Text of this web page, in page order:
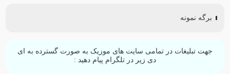
برگه نمونه
جهت تبلیغات در تمامی سایت های موزیک به صورت گسترده به ای
دی زیر در تلگرام پیام دهید :